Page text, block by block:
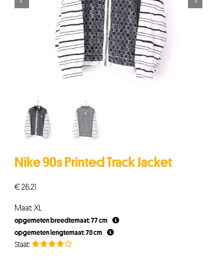
Nike 90s Printed Track Jacket
€26,21
Maat: XL
opgemeten breedtemaat: 77 cm
opgemeten lengtemaat: 70 cm